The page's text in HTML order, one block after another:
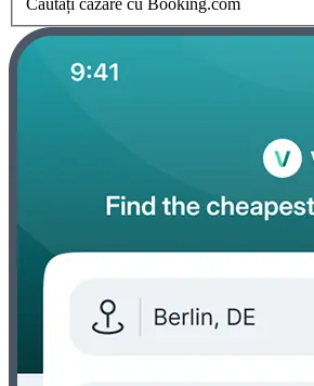
Căutați cazare cu Booking.com